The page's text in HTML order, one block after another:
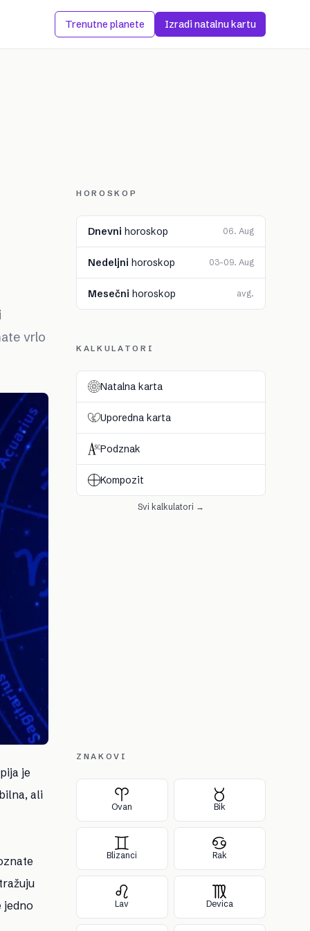
Trenutne planete Izradi natalnu kartu
vrlo
je
ali
jedno
HOROSKOP
Dnevni horoskop 06. Aug
Nedeljni horoskop 03–09. Aug
Mesečni horoskop avg.
KALKULATORI
Natalna karta
Uporedna karta
Podznak
Kompozit
Svi kalkulatori →
ZNAKOVI
Ovan Bik
Blizanci Rak
Lav Devica